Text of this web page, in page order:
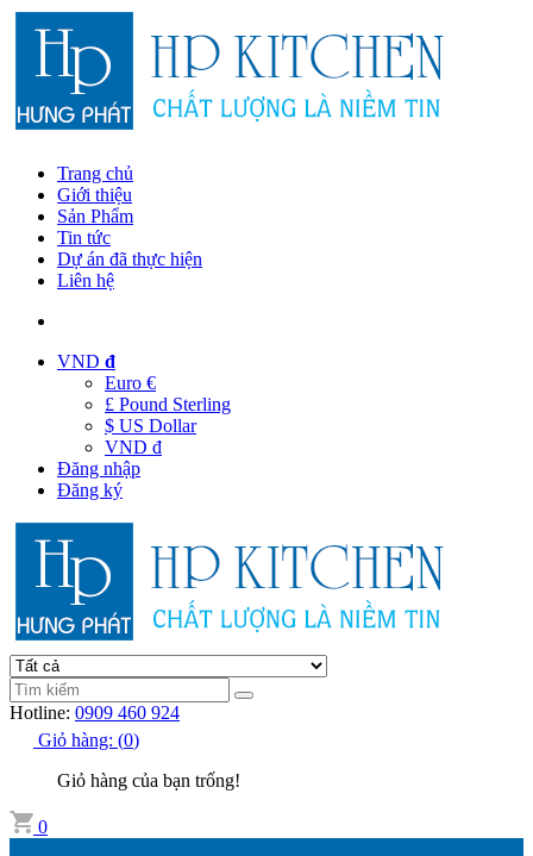
Trang chủ
Giới thiệu
Sản Phẩm
Tin tức
Dự án đã thực hiện
Liên hệ
VND đ
Euro €
£ Pound Sterling
$ US Dollar
VND đ
Đăng nhập
Đăng ký
Hotline: 0909 460 924
Giỏ hàng: (0)
Giỏ hàng của bạn trống!
0